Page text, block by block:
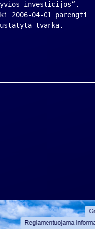
investicijos“.
2006-04-01 parengti
tvarka.
Reglamentuojama